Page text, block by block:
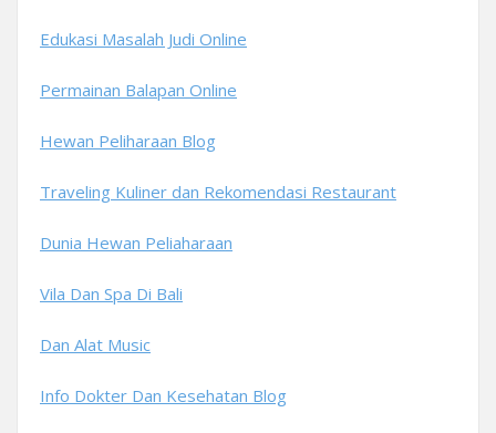
Edukasi Masalah Judi Online
Permainan Balapan Online
Hewan Peliharaan Blog
Traveling Kuliner dan Rekomendasi Restaurant
Dunia Hewan Peliaharaan
Vila Dan Spa Di Bali
Dan Alat Music
Info Dokter Dan Kesehatan Blog